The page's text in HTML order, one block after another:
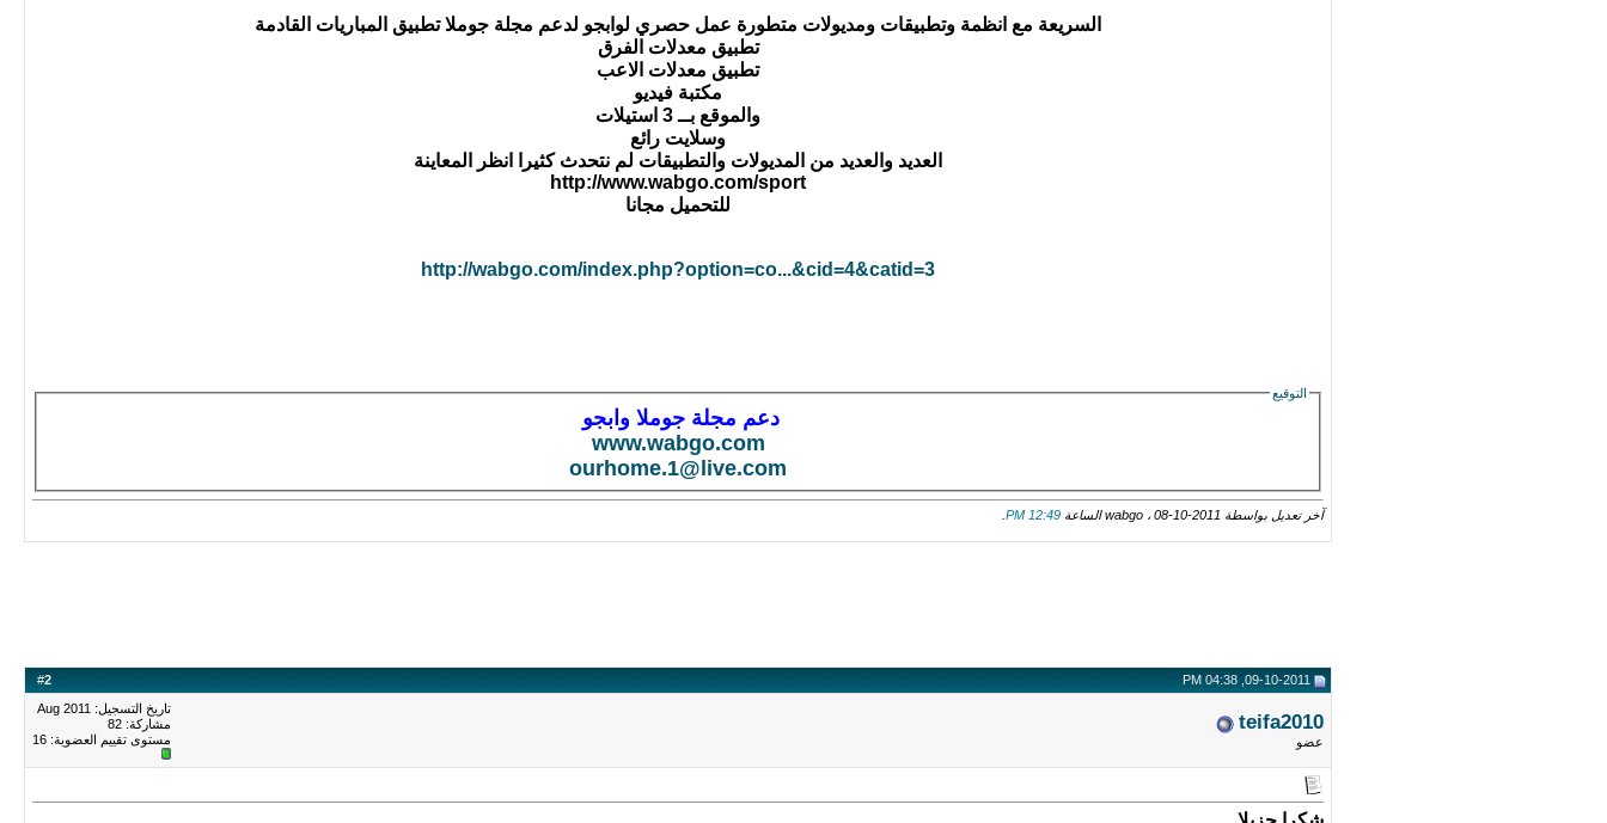
السريعة مع انظمة وتطبيقات ومديولات متطورة عمل حصري لوابجو لدعم مجلة جوملا تطبيق المباريات القادمة
تطبيق معدلات الفرق
تطبيق معدلات الاعب
مكتبة فيديو
والموقع بــ 3 استيلات
وسلايت رائع
العديد والعديد من المديولات والتطبيقات لم نتحدث كثيرا انظر المعاينة
http://www.wabgo.com/sport
للتحميل مجانا
http://wabgo.com/index.php?option=co...&cid=4&catid=3
التوقيع
دعم مجلة جوملا وابجو
www.wabgo.com
ourhome.1@live.com
آخر تعديل بواسطة wabgo ، 08-10-2011 الساعة 12:49 PM
#2
teifa2010
عضو
تاريخ التسجيل: Aug 2011
مشاركة: 82
مستوى تقييم العضوية: 16